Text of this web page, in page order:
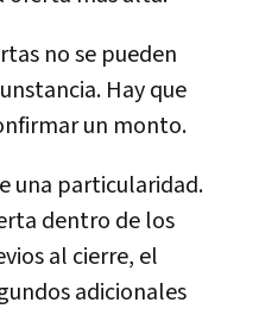
no se pueden
Hay que
un monto.
una particularidad.
dentro de los
al cierre, el
adicionales